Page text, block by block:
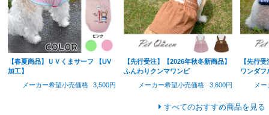
【春夏商品】ＵＶくまサーフ 【UV
加工】
メーカー希望小売価格
3,500円
【先行受注】【2026年秋冬新商品】
ふんわりクンマワンピ
メーカー希望小売価格
3,600円
【先行
ワンダフ
メ
すべてのおすすめ商品を見る